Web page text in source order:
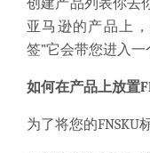
创建产品列表你去
亚马逊的产品上
签”它会带您进入
如何在产品上放置
为了将您的FNSKU